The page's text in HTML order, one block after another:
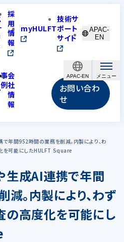
APAC-EN
採
用
情
報
myHULFT
技術サ
ポート
サイト
APAC-
EN
事
例
会
社
情
報
お問い合わ
せ
年間952時間の業務を削減。内製により、わ
を可能にしたHULFT Square
生成AI連携で年間
。内製により、わず
の高度化を可能にし